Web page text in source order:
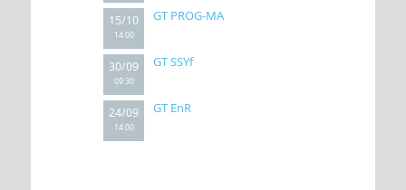
15/10
14:00
GT PROG-MA
30/09
09:30
GT SSYf
24/09
14:00
GT EnR